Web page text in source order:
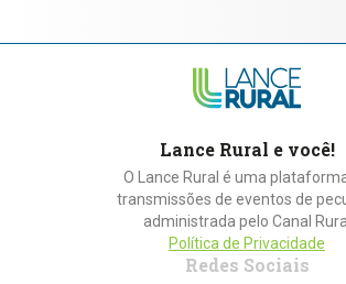
Lance Rural e você!
O Lance Rural é uma
transmissões de eventos de
administrada pelo Canal Rural
Política de Privacidade
Redes Sociais